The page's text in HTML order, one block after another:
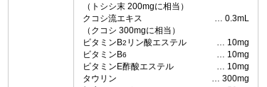
（トシシ末 200mgに相当）
クコシ流エキス
0.3mL
（クコシ 300mgに相当）
ビタミンB2 リン酸エステル
10mg
ビタミンB6
10mg
ビタミンE酢酸エステル
10mg
タウリン
300mg